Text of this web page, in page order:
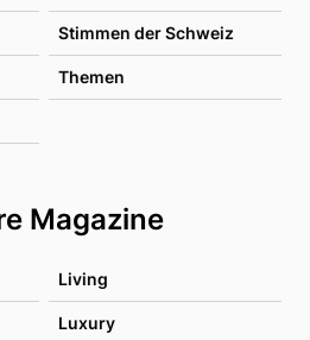
Stimmen der Schweiz
Themen
Magazine
Living
Luxury